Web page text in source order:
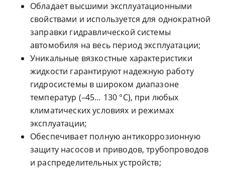
Обладает высшими эксплуатационными
свойствами и используется для однократной
заправки гидравлической системы
автомобиля на весь период эксплуатации;
Уникальные вязкостные характеристики
жидкости гарантируют надежную работу
гидросистемы в широком диапазоне
температур (–45… 130 °С), при любых
климатических условиях и режимах
эксплуатации;
Обеспечивает полную антикоррозионную
защиту насосов и приводов, трубопроводов
и распределительных устройств;